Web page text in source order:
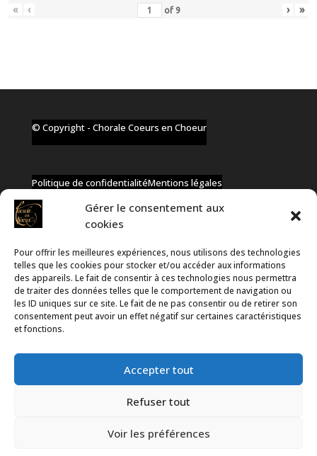
Gérer le consentement aux
cookies
Pour offrir les meilleures expériences, nous utilisons des technologies
telles que les cookies pour stocker et/ou accéder aux informations
des appareils. Le fait de consentir à ces technologies nous permettra
de traiter des données telles que le comportement de navigation ou
les ID uniques sur ce site. Le fait de ne pas consentir ou de retirer son
consentement peut avoir un effet négatif sur certaines caractéristiques
et fonctions.
Accepter tout
Refuser tout
Voir les préférences
« ‹ of 9 › »
© Copyright - Chorale Coeurs en Choeur
Politique de confidentialitéMentions légales
✆ +32 477 91 58 46
✉ infos@coeurs-en-choeur.be
Toute proposition de partenariat en développement sera